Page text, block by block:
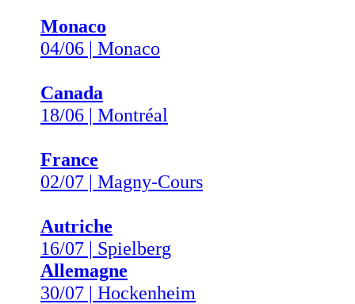
Monaco
04/06 | Monaco
Canada
18/06 | Montréal
France
02/07 | Magny-Cours
Autriche
16/07 | Spielberg
Allemagne
30/07 | Hockenheim